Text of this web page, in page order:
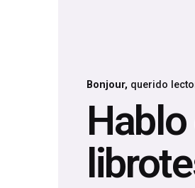
Bonjour, querido